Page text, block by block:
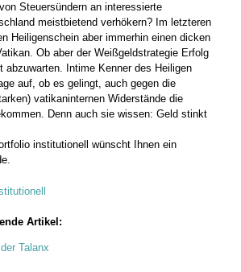
Steuersündern an interessierte
meistbietend verhökern? Im letzteren
Heiligenschein aber immerhin einen dicken
Ob aber der Weißgeldstrategie Erfolg
abzuwarten. Intime Kenner des Heiligen
auf, ob es gelingt, auch gegen die
vatikaninternen Widerstände die
Denn auch sie wissen: Geld stinkt
institutionell wünscht Ihnen ein
Artikel:
Talanx